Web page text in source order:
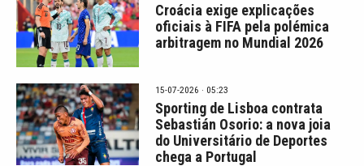
Croácia exige explicações
oficiais à FIFA pela polémica
arbitragem no Mundial 2026
15-07-2026 · 05:23
Sporting de Lisboa contrata
Sebastián Osorio: a nova joia
do Universitário de Deportes
chega a Portugal